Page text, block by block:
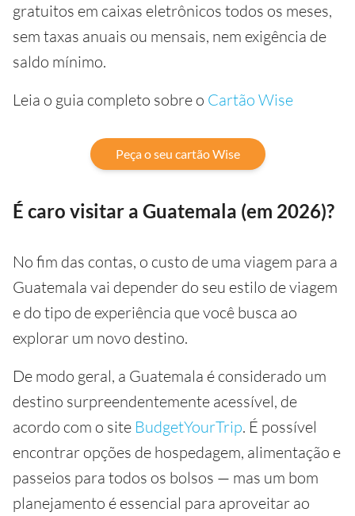
gratuitos em caixas eletrônicos todos os meses,
sem taxas anuais ou mensais, nem exigência de
saldo mínimo.
Leia o guia completo sobre o Cartão Wise
Peça o seu cartão Wise
É caro visitar a Guatemala (em 2026)?
No fim das contas, o custo de uma viagem para a
Guatemala vai depender do seu estilo de viagem
e do tipo de experiência que você busca ao
explorar um novo destino.
De modo geral, a Guatemala é considerado um
destino surpreendentemente acessível, de
acordo com o site BudgetYourTrip. É possível
encontrar opções de hospedagem, alimentação e
passeios para todos os bolsos — mas um bom
planejamento é essencial para aproveitar ao